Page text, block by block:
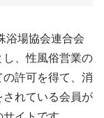
浴場協会連合会
、性風俗営業の
許可を得て、消
されている会員が